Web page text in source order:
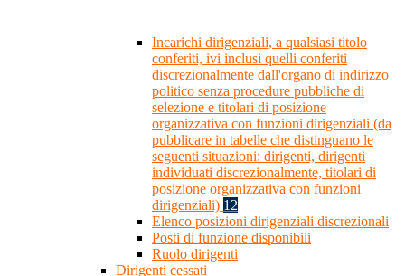
Incarichi dirigenziali, a qualsiasi titolo
conferiti, ivi inclusi quelli conferiti
discrezionalmente dall'organo di indirizzo
politico senza procedure pubbliche di
selezione e titolari di posizione
organizzativa con funzioni dirigenziali (da
pubblicare in tabelle che distinguano le
seguenti situazioni: dirigenti, dirigenti
individuati discrezionalmente, titolari di
posizione organizzativa con funzioni
dirigenziali) 12
Elenco posizioni dirigenziali discrezionali
Posti di funzione disponibili
Ruolo dirigenti
Dirigenti cessati